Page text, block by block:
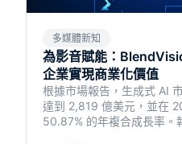
多媒體新知
為影音賦能：
企業實現商業化價值
根據市場報告，生成式 AI
達到 2,819 億美元，並在
50.87% 的年複合成長率。